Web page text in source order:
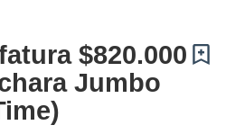
$820.000
Jumbo